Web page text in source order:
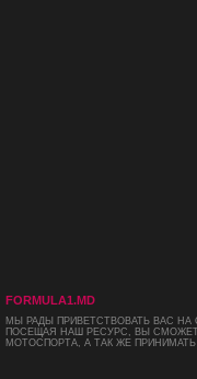
FORMULA1.MD
МЫ РАДЫ ПРИВЕТСТВОВАТЬ ВАС
ПОСЕЩАЯ НАШ РЕСУРС, ВЫ
МОТОСПОРТА, А ТАК ЖЕ